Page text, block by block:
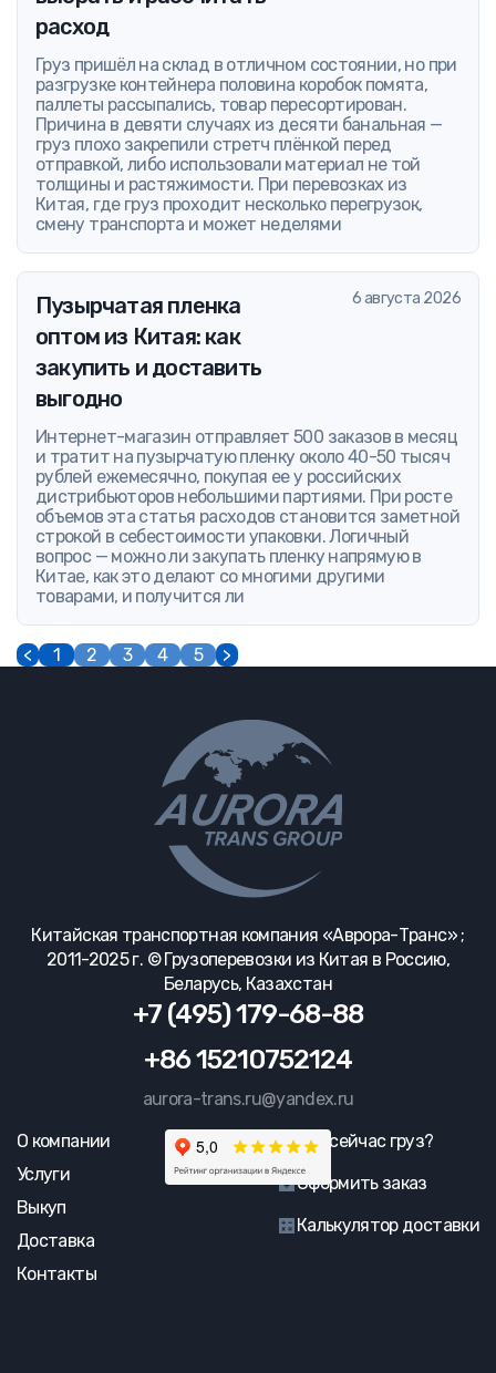
расход
Груз пришёл на склад в отличном состоянии, но при
разгрузке контейнера половина коробок помята,
паллеты рассыпались, товар пересортирован.
Причина в девяти случаях из десяти банальная —
груз плохо закрепили стретч плёнкой перед
отправкой, либо использовали материал не той
толщины и растяжимости. При перевозках из
Китая, где груз проходит несколько перегрузок,
смену транспорта и может неделями
Пузырчатая пленка
оптом из Китая: как
закупить и доставить
выгодно
6 августа 2026
Интернет-магазин отправляет 500 заказов в месяц
и тратит на пузырчатую пленку около 40-50 тысяч
рублей ежемесячно, покупая ее у российских
дистрибьюторов небольшими партиями. При росте
объемов эта статья расходов становится заметной
строкой в себестоимости упаковки. Логичный
вопрос — можно ли закупать пленку напрямую в
Китае, как это делают со многими другими
товарами, и получится ли
< 1 2 3 4 5 >
Китайская транспортная компания «Аврора-Транс» ;
2011-2025 г. © Грузоперевозки из Китая в Россию,
Беларусь, Казахстан
+7 (495) 179-68-88
+86 15210752124
aurora-trans.ru@yandex.ru
О компании
Услуги
Выкуп
Доставка
Контакты
Где сейчас груз?
Оформить заказ
Калькулятор доставки